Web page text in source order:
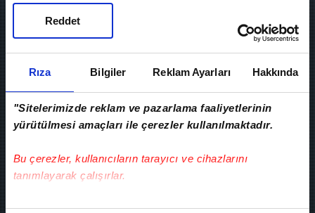
Rıza Bilgiler Reklam Ayarları Hakkında
"Sitelerimizde reklam ve pazarlama faaliyetlerinin
yürütülmesi amaçları ile çerezler kullanılmaktadır.
Bu çerezler, kullanıcıların tarayıcı ve cihazlarını
tanımlayarak çalışırlar.
Bu çerezlere izin vermeniz halinde sizlere özel
Reddet